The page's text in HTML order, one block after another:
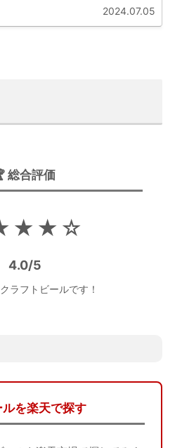
2024.07.05
総合評価
4.0/5
ラフトビールです！
を楽天で探す